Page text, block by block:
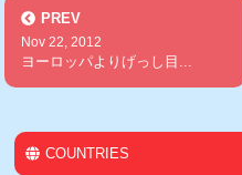
PREV
Nov 22, 2012
ヨーロッパよりげっし目...
COUNTRIES